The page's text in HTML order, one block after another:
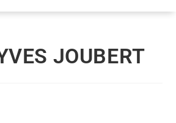
JOUBERT